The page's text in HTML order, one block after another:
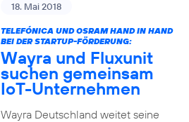
18. Mai 2018
TELEFÓNICA UND OSRAM HAND IN HAND
BEI DER STARTUP-FÖRDERUNG:
Wayra und Fluxunit
suchen gemeinsam
IoT-Unternehmen
Wayra Deutschland weitet seine